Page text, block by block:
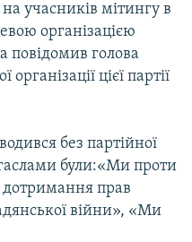
учасників мітингу в
організацією
повідомив голова
цієї партії
без партійної
були:«Ми проти
прав
війни», «Ми